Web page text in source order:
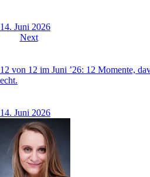
14. Juni 2026
Next
12 von 12 im Juni ’26: 12 Momente,
echt.
14. Juni 2026